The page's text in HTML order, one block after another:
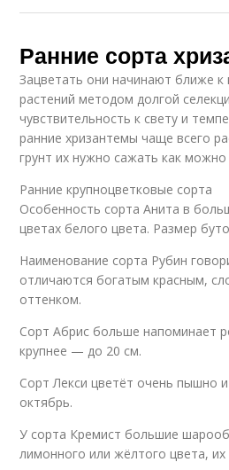
Ранние сорта
Зацветать они начинают ближе к
растений методом долгой
чувствительность к свету и
ранние хризантемы чаще всего
грунт их нужно сажать как
Ранние крупноцветковые сорта
Особенность сорта Анита в
цветах белого цвета. Размер
Наименование сорта Рубин
отличаются богатым красным,
оттенком.
Сорт Абрис больше напоминает
крупнее — до 20 см.
Сорт Лекси цветёт очень пышно
октябрь.
У сорта Кремист большие
лимонного или жёлтого цвета,